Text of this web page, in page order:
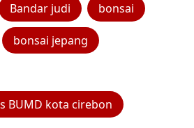
Bandar judi bonsai
bonsai jepang
BUMD kota cirebon